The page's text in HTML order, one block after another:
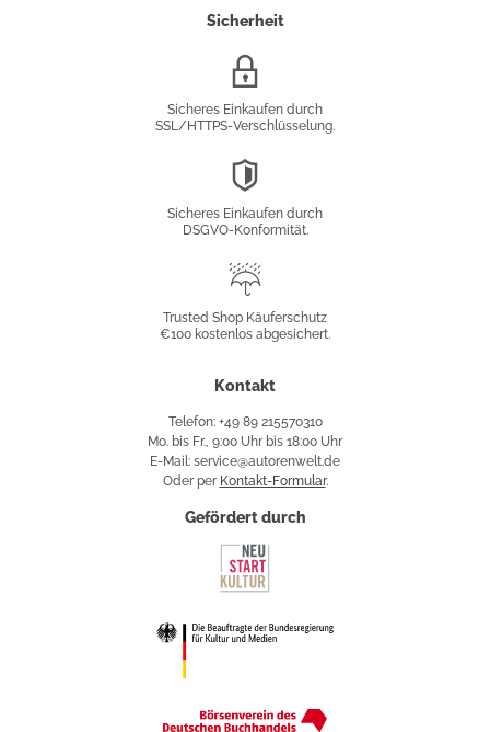
Sicherheit
Sicheres Einkaufen durch
SSL/HTTPS-Verschlüsselung.
Sicheres Einkaufen durch
DSGVO-Konformität.
Käuferschutz
Trusted Shop Käuferschutz
€100 kostenlos abgesichert.
Kontakt
Telefon: +49 89 215570310
Mo. bis Fr., 9:00 Uhr bis 18:00 Uhr
E-Mail: service@autorenwelt.de
Oder per Kontakt-Formular.
Gefördert durch